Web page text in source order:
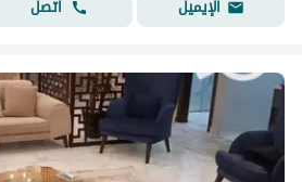
الإيميل
اتصل